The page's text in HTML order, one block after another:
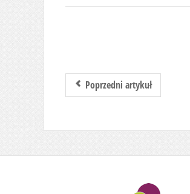
Poprzedni artykuł